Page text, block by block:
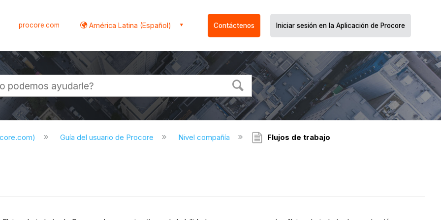
procore.com América Latina (Español) Contáctenos Iniciar sesión en la Aplicación de Procore
Guía del usuario de Procore Nivel compañía Flujos de trabajo